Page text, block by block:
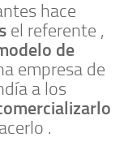
hace
el referente ,
de
empresa de
a los
.